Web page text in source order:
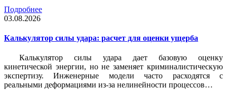
Подробнее
03.08.2026
Калькулятор силы удара: расчет для оценки ущерба
Калькулятор силы удара дает базовую оценку
кинетической энергии, но не заменяет криминалистическую
экспертизу. Инженерные модели часто расходятся с
реальными деформациями из-за нелинейности процессов…